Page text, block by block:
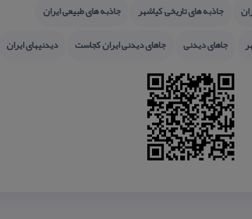
جاذبه های تاریخی كیاشهر
جاذبه های طبیعی ایران
جاهای دیدنی جاهای دیدنی ایران كجاست دیدنیهای ایران